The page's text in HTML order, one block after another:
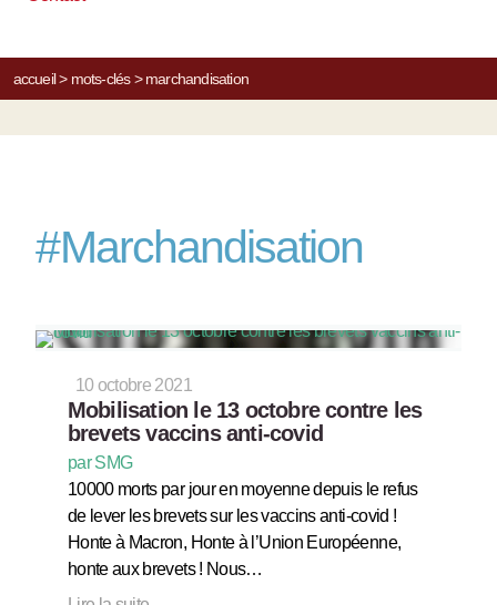
accueil> mots-clés> marchandisation
#Marchandisation
10 octobre 2021
Mobilisation le 13 octobre contre les
brevets vaccins anti-covid
par SMG
10000 morts par jour en moyenne depuis le refus
de lever les brevets sur les vaccins anti-covid !
Honte à Macron, Honte à l’Union Européenne,
honte aux brevets ! Nous…